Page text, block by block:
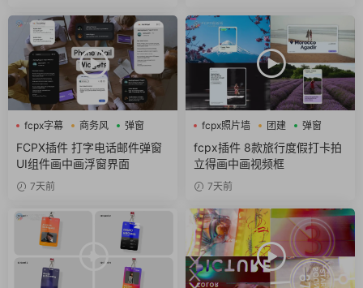
fcpx字幕 商务风 弹窗
FCPX插件 打字电话邮件弹窗
UI组件画中画浮窗界面
7天前
fcpx照片墙 团建 弹窗
fcpx插件 8款旅行度假打卡拍
立得画中画视频框
7天前